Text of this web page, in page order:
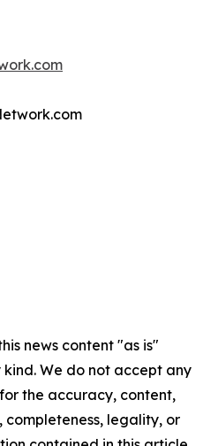
news content "as is"
We do not accept any
the accuracy, content,
completeness, legality, or